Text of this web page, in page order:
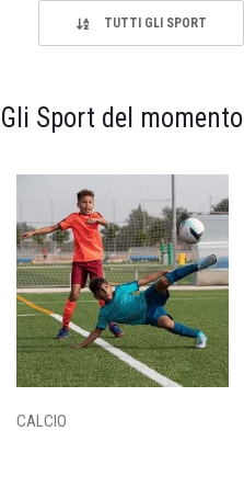
TUTTI GLI SPORT
Gli Sport del momento
CALCIO